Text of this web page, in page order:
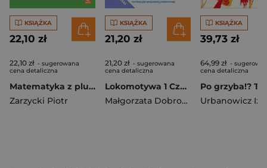
KSIĄŻKA
22,10 zł
22,10 zł - sugerowana
cena detaliczna
Matematyka z plusem ćwiczenia podstawowych dla klasy 4 szkoły podstawowej EDYCJA 2026
Zarzycki Piotr
KSIĄŻKA
21,20 zł
21,20 zł - sugerowana
cena detaliczna
Lokomotywa 1 Czytam i piszę Ćwiczenia cz 2 EDYCJA 2026
Małgorzata Dobrowolska
,Barbara
KSIĄŻKA
39,73 zł
64,99 zł -
cena detaliczna
Urbanowicz Iza